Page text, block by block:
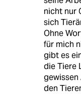
nicht nur
sich
Ohne
für mich
gibt es
die Tiere
den